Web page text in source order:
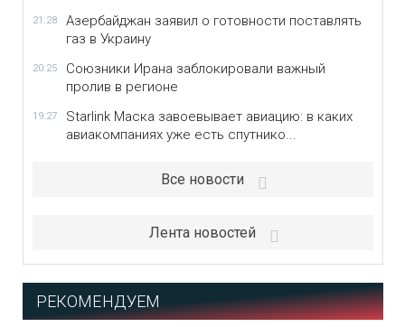
21:28
Азербайджан заявил о готовности поставлять
газ в Украину
20:25
Союзники Ирана заблокировали важный
пролив в регионе
19:27
Starlink Маска завоевывает авиацию: в каких
авиакомпаниях уже есть спутнико...
Все новости
Лента новостей
РЕКОМЕНДУЕМ